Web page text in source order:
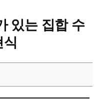
있는 집합 수